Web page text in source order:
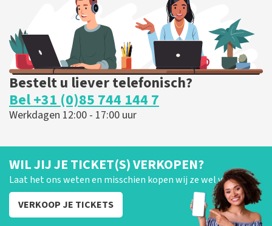
BESTEL NU
Bestelt u liever telefonisch?
Bel +31 (0)85 744 144 7
Werkdagen 12:00 - 17:00 uur
WIL JIJ JE TICKET(S) VERKOPEN?
Laat het ons weten en misschien kopen wij ze wel van je!
VERKOOP JE TICKETS